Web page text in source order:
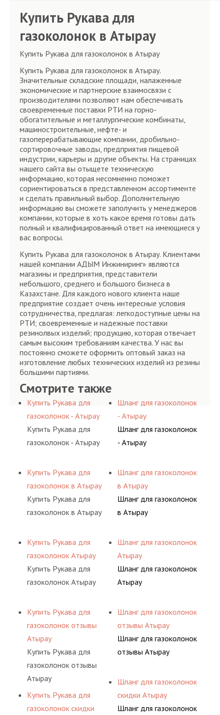
Купить Рукава для
газоколонок в Атырау
Купить Рукава для газоколонок в Атырау
Купить Рукава для газоколонок в Атырау.
Значительные складские площади, налаженные
экономические и партнерские взаимосвязи с
производителями позволяют нам обеспечивать
своевременные поставки РТИ на горно-
обогатительные и металлургические комбинаты,
машиностроительные, нефте- и
газоперерабатывающие компании, дробильно-
сортировочные заводы, предприятия пищевой
индустрии, карьеры и другие объекты. На страницах
нашего сайта вы отыщете техническую
информацию, которая несомненно поможет
сориентироваться в представленном ассортименте
и сделать правильный выбор. Дополнительную
информацию вы сможете заполучить у менеджеров
компании, которые в хоть какое время готовы дать
полный и квалифицированный ответ на имеющиеся у
вас вопросы.
Купить Рукава для газоколонок в Атырау. Клиентами
нашей компании АДЫМ Инжиниринг» являются
магазины и предприятия, представители
небольшого, среднего и большого бизнеса в
Казахстане. Для каждого нового клиента наше
предприятие создает очень интересные условия
сотрудничества, предлагая: легкодоступные цены на
РТИ; своевременные и надежные поставки
резинолвых изделий; продукцию, которая отвечает
самым высоким требованиям качества. У нас вы
постоянно сможете оформить оптовый заказ на
изготовление любых технических изделий из резины
большими партиями.
Смотрите также
Купить Рукава для
газоколонок - Атырау
Купить Рукава для
газоколонок - Атырау
Купить Рукава для
газоколонок в Атырау
Купить Рукава для
газоколонок в Атырау
Купить Рукава для
газоколонок Атырау
Купить Рукава для
газоколонок Атырау
Купить Рукава для
газоколонок отзывы
Атырау
Купить Рукава для
газоколонок отзывы
Атырау
Купить Рукава для
газоколонок скидки
Шланг для газоколонок
- Атырау
Шланг для газоколонок
- Атырау
Шланг для газоколонок
в Атырау
Шланг для газоколонок
в Атырау
Шланг для газоколонок
Атырау
Шланг для газоколонок
Атырау
Шланг для газоколонок
отзывы Атырау
Шланг для газоколонок
отзывы Атырау
Шланг для газоколонок
скидки Атырау
Шланг для газоколонок